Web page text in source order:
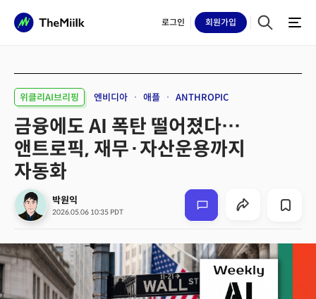
로그인 회원가입
위클리AI브리핑 엔비디아 애플 ANTHROPIC
금융에도 AI 폭탄 떨어졌다…
앤트로픽, 재무·자산운용까지
자동화
박원익
2026.05.06 10:35 PDT